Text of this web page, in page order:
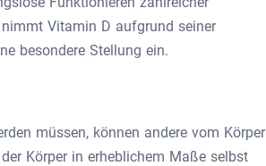
Vitamin D aufgrund seiner
besondere Stellung ein.
müssen, können andere vom Körper
Körper in erheblichem Maße selbst